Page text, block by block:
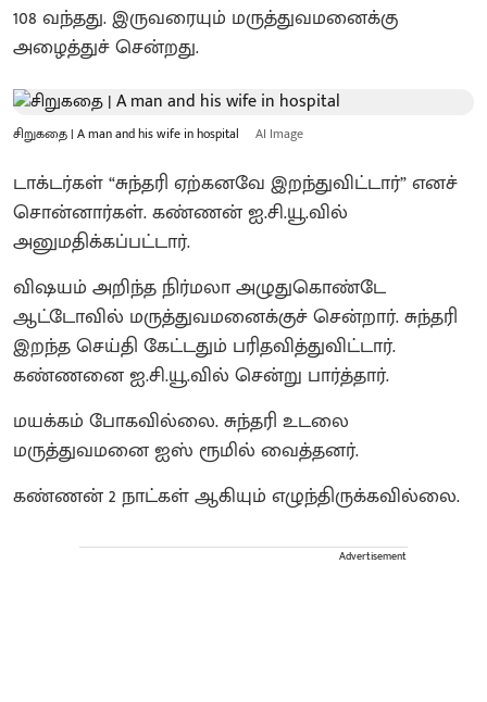
108 வந்தது. இருவரையும் மருத்துவமனைக்கு
அழைத்துச் சென்றது.
சிறுகதை | A man and his wife in hospital AI Image
டாக்டர்கள் “சுந்தரி ஏற்கனவே இறந்துவிட்டார்” எனச்
சொன்னார்கள். கண்ணன் ஐ.சி.யூ.வில்
அனுமதிக்கப்பட்டார்.
விஷயம் அறிந்த நிர்மலா அழுதுகொண்டே
ஆட்டோவில் மருத்துவமனைக்குச் சென்றார். சுந்தரி
இறந்த செய்தி கேட்டதும் பரிதவித்துவிட்டார்.
கண்ணனை ஐ.சி.யூ.வில் சென்று பார்த்தார்.
மயக்கம் போகவில்லை. சுந்தரி உடலை
மருத்துவமனை ஐஸ் ரூமில் வைத்தனர்.
கண்ணன் 2 நாட்கள் ஆகியும் எழுந்திருக்கவில்லை.
Advertisement